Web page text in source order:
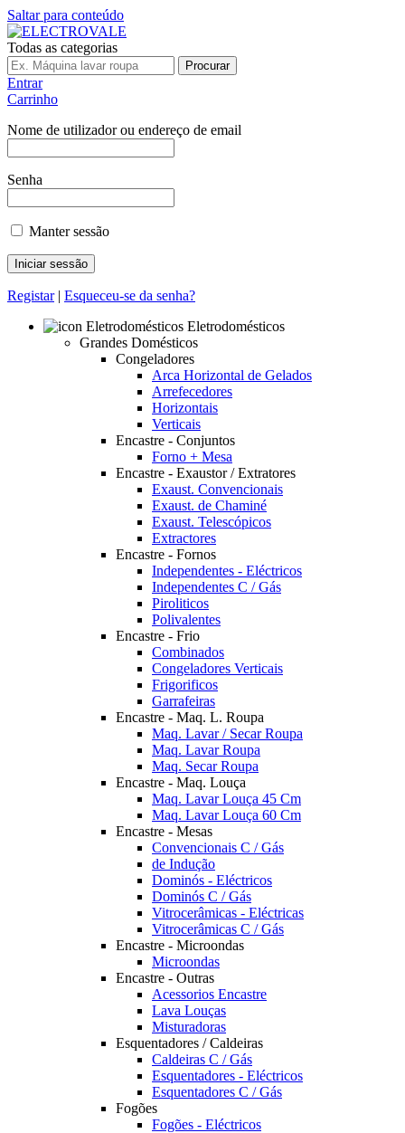
Saltar para conteúdo
Todas as categorias
Procurar
Entrar
Carrinho
Nome de utilizador ou endereço de email
Senha
Manter sessão
Registar| Esqueceu-se da senha?
Eletrodomésticos
Grandes Domésticos
Congeladores
Arca Horizontal de Gelados
Arrefecedores
Horizontais
Verticais
Encastre - Conjuntos
Forno + Mesa
Encastre - Exaustor / Extratores
Exaust. Convencionais
Exaust. de Chaminé
Exaust. Telescópicos
Extractores
Encastre - Fornos
Independentes - Eléctricos
Independentes C / Gás
Piroliticos
Polivalentes
Encastre - Frio
Combinados
Congeladores Verticais
Frigorificos
Garrafeiras
Encastre - Maq. L. Roupa
Maq. Lavar / Secar Roupa
Maq. Lavar Roupa
Maq. Secar Roupa
Encastre - Maq. Louça
Maq. Lavar Louça 45 Cm
Maq. Lavar Louça 60 Cm
Encastre - Mesas
Convencionais C / Gás
de Indução
Dominós - Eléctricos
Dominós C / Gás
Vitrocerâmicas - Eléctricas
Vitrocerâmicas C / Gás
Encastre - Microondas
Microondas
Encastre - Outras
Acessorios Encastre
Lava Louças
Misturadoras
Esquentadores / Caldeiras
Caldeiras C / Gás
Esquentadores - Eléctricos
Esquentadores C / Gás
Fogões
Fogões - Eléctricos